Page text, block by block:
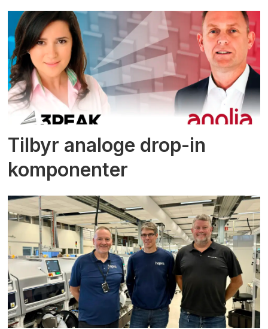
Tilbyr analoge drop-in
komponenter